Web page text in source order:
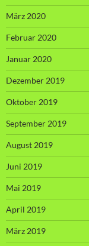
März 2020
Februar 2020
Januar 2020
Dezember 2019
Oktober 2019
September 2019
August 2019
Juni 2019
Mai 2019
April 2019
März 2019